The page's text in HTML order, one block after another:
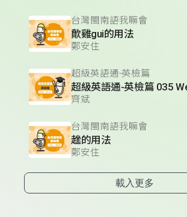
台灣閩南語我嘛會
歕雞gui的用法
鄭安住
超級英語通-英檢篇
齊斌
台灣閩南語我嘛會
趖的用法
鄭安住
載入更多